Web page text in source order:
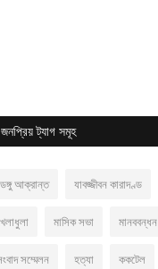
জনপ্রিয় ট্যাগ সমূহ
আক্রান্ত যাবজ্জীবন কারাদণ্ড
মাসিক সভা মানববন্ধন
সম্মেলন হত্যা ককটেল